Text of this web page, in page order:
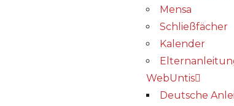
Mensa
Schließfächer
Kalender
WebUntis
Deutsche